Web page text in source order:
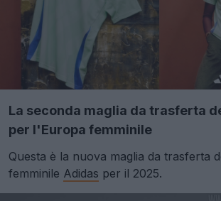
La seconda maglia da trasferta
per l'Europa femminile
Questa è la nuova maglia da trasferta
femminile Adidas per il 2025.